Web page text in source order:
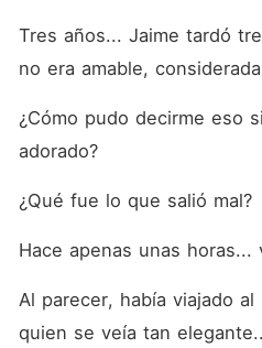
Tres años... Jaime tardó
no era amable,
¿Cómo pudo decirme eso
adorado?
¿Qué fue lo que salió mal?
Hace apenas unas
Al parecer, había viajado
quien se veía tan